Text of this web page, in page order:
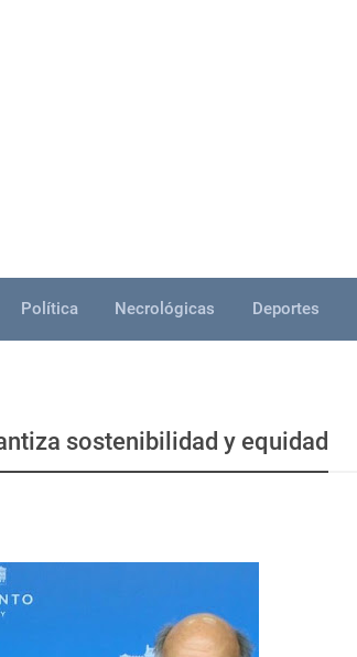
Política Necrológicas Deportes
sostenibilidad y equidad